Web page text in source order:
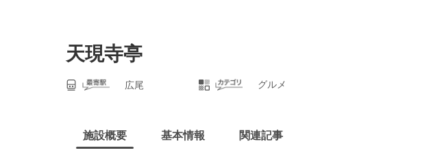
天現寺亭
広尾 グルメ
施設概要 基本情報 関連記事